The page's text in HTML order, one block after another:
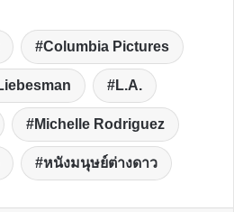
Columbia Pictures
L.A.
Michelle Rodriguez
หนังมนุษย์ต่างดาว